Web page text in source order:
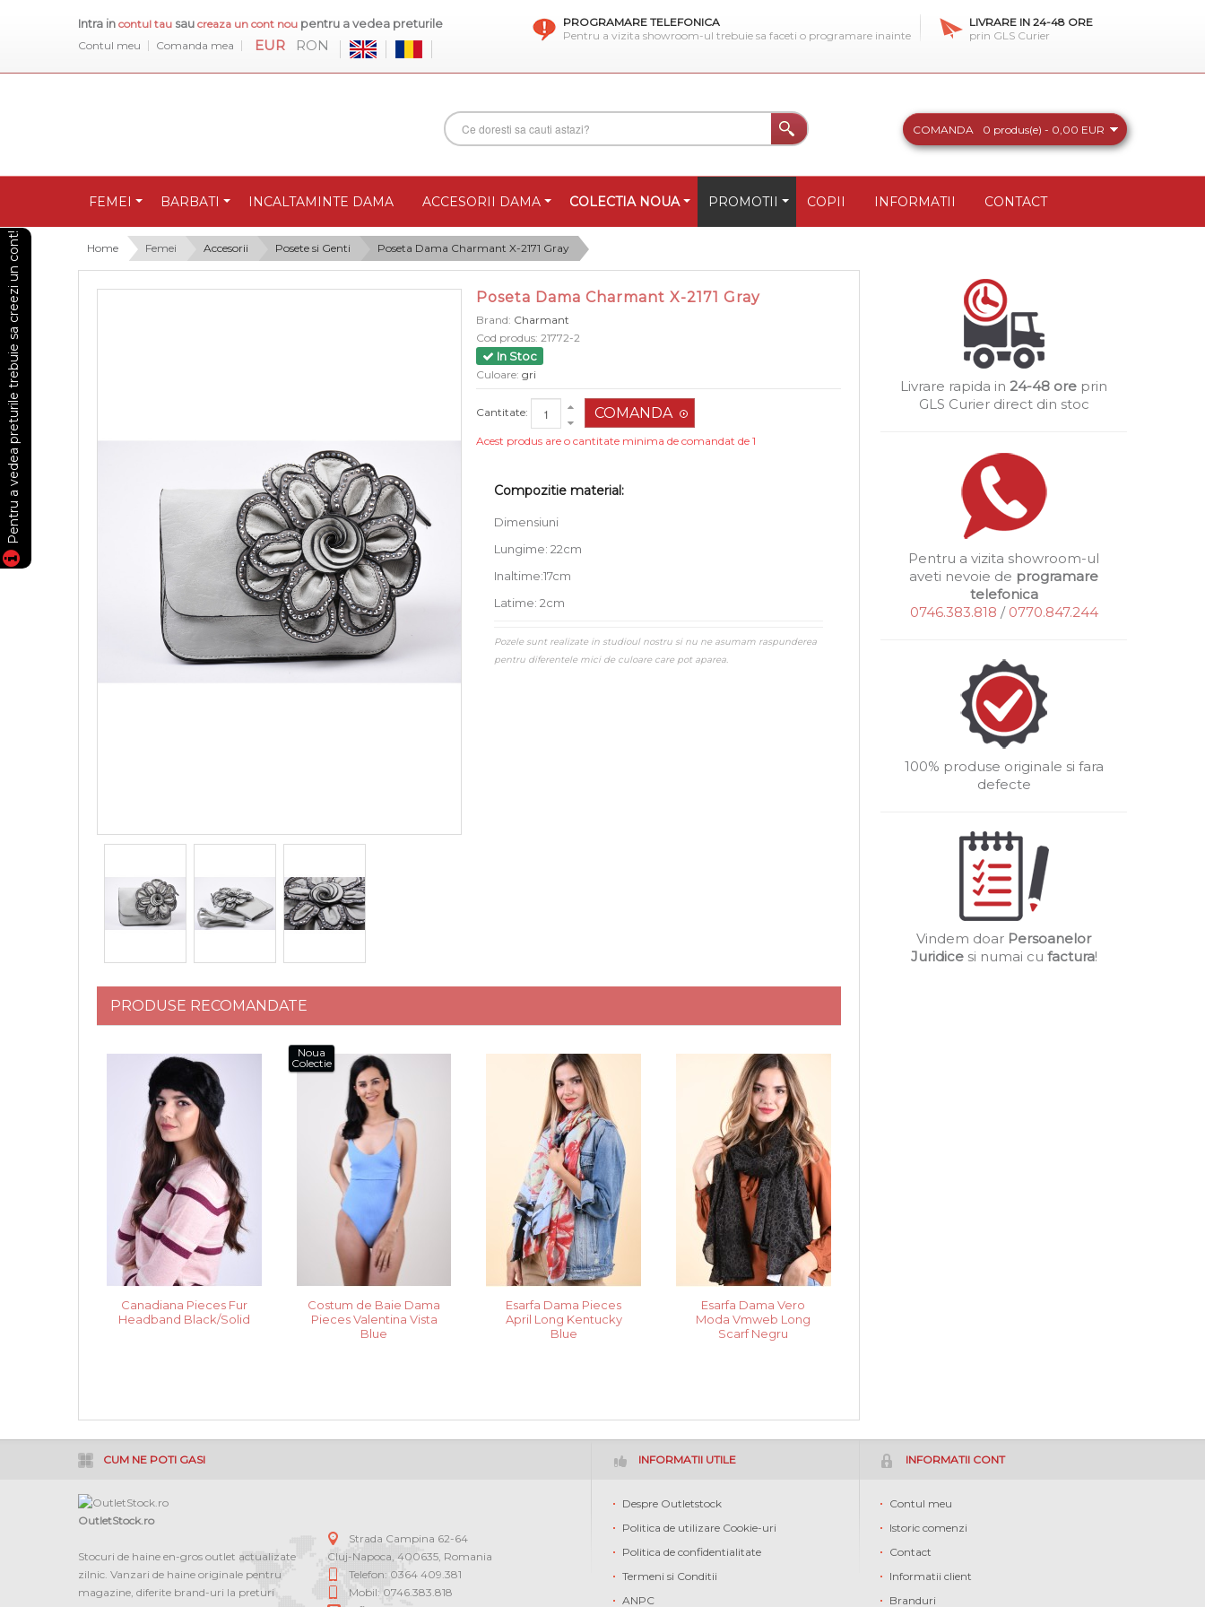
Intra in contul tau sau creaza un cont nou pentru a vedea preturile
Contul meu Comanda mea EUR RON
PROGRAMARE TELEFONICA
Pentru a vizita showroom-ul trebuie sa faceti o programare inainte
LIVRARE IN 24-48 ORE
prin GLS Curier
COMANDA 0 produs(e) - 0,00 EUR
FEMEI BARBATI INCALTAMINTE DAMA ACCESORII DAMA COLECTIA NOUA PROMOTII COPII INFORMATII CONTACT
Home Femei Accesorii Posete si Genti Poseta Dama Charmant X-2171 Gray
Poseta Dama Charmant X-2171 Gray
Brand: Charmant
Cod produs: 21772-2
In Stoc
Culoare: gri
Cantitate:
Acest produs are o cantitate minima de comandat de 1
Compozitie material:
Dimensiuni
Lungime: 22cm
Inaltime:17cm
Latime: 2cm
Pozele sunt realizate in studioul nostru si nu ne asumam raspunderea
pentru diferentele mici de culoare care pot aparea.
PRODUSE RECOMANDATE
Canadiana Pieces Fur
Headband Black/Solid
Noua
Colectie
Costum de Baie Dama
Pieces Valentina Vista
Blue
Esarfa Dama Pieces
April Long Kentucky
Blue
Esarfa Dama Vero
Moda Vmweb Long
Scarf Negru
Livrare rapida in 24-48 ore prin
GLS Curier direct din stoc
Pentru a vizita showroom-ul
aveti nevoie de programare
telefonica
0746.383.818 / 0770.847.244
100% produse originale si fara
defecte
Vindem doar Persoanelor
Juridicesi numai cu factura!
CUM NE POTI GASI
OutletStock.ro
Stocuri de haine en-gros outlet actualizate
zilnic. Vanzari de haine originale pentru
magazine, diferite brand-uri la preturi
Strada Campina 62-64
Cluj-Napoca,400635, Romania
Telefon: 0364 409.381
Mobil: 0746.383.818
INFORMATII UTILE
Despre Outletstock
Politica de utilizare Cookie-uri
Politica de confidentialitate
Termeni si Conditii
ANPC
INFORMATII CONT
Contul meu
Istoric comenzi
Contact
Informatii client
Branduri
Pentru a vedea preturile trebuie sa creezi un cont!